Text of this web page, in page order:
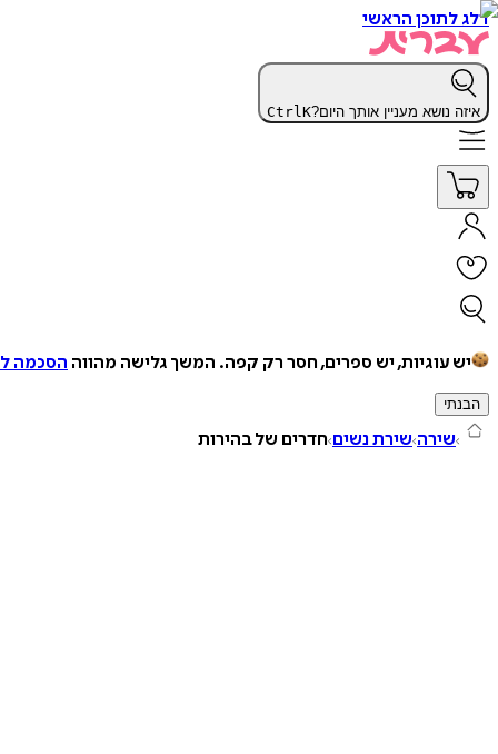
דלג לתוכן הראשי
איזה נושא מעניין אותך היום? CtrlK
יש עוגיות, יש ספרים, חסר רק קפה. המשך גלישה מהווה הסכמה
הבנתי
שירה שירת נשים חדרים של בהירות